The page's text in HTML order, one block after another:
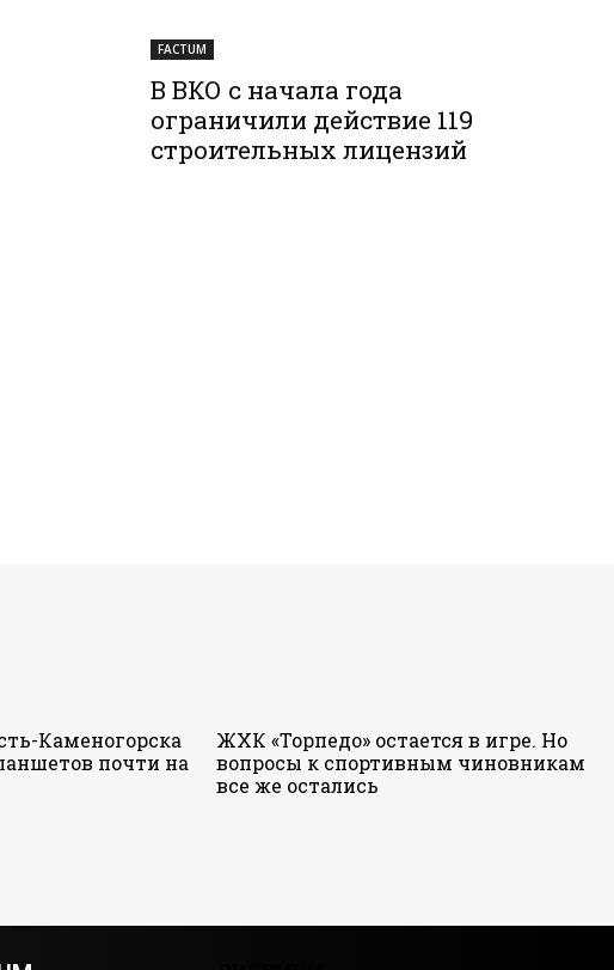
FACTUM
В ВКО с начала года
ограничили действие 119
строительных лицензий
Каменогорска
почти на
ЖХК «Торпедо» остается в игре. Но
вопросы к спортивным чиновникам
все же остались